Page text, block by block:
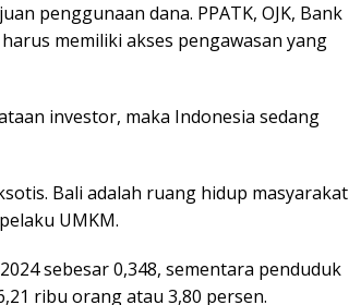
penggunaan dana. PPATK, OJK, Bank
memiliki akses pengawasan yang
investor, maka Indonesia sedang
Bali adalah ruang hidup masyarakat
UMKM.
sebesar 0,348, sementara penduduk
ribu orang atau 3,80 persen.